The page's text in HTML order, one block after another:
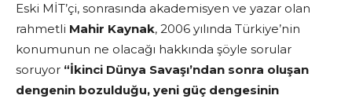
Eski MİT’çi, sonrasında akademisyen ve yazar olan
rahmetli Mahir Kaynak, 2006 yılında Türkiye’nin
konumunun ne olacağı hakkında şöyle sorular
soruyor “İkinci Dünya Savaşı’ndan sonra oluşan
dengenin bozulduğu, yeni güç dengesinin